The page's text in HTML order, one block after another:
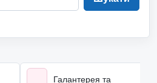
Галантерея та